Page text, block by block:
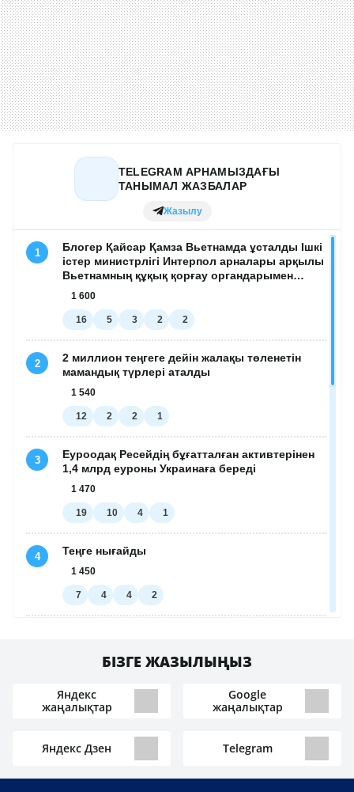
БІЗГЕ ЖАЗЫЛЫҢЫЗ
Яндекс
жаңалықтар
Google
жаңалықтар
Яндекс Дзен Telegram